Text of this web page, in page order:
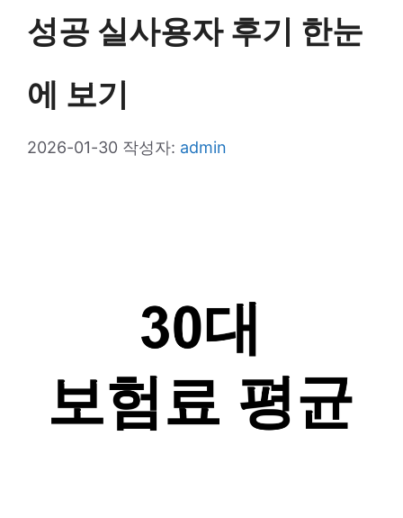
성공 실사용자 후기 한눈
에 보기
2026-01-30 작성자: admin